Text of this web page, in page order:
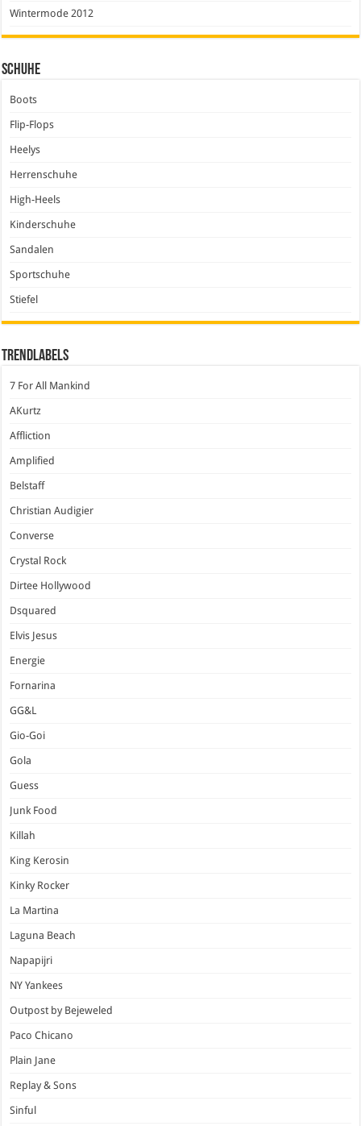
Wintermode 2012
Schuhe
Boots
Flip-Flops
Heelys
Herrenschuhe
High-Heels
Kinderschuhe
Sandalen
Sportschuhe
Stiefel
Trendlabels
7 For All Mankind
AKurtz
Affliction
Amplified
Belstaff
Christian Audigier
Converse
Crystal Rock
Dirtee Hollywood
Dsquared
Elvis Jesus
Energie
Fornarina
GG&L
Gio-Goi
Gola
Guess
Junk Food
Killah
King Kerosin
Kinky Rocker
La Martina
Laguna Beach
Napapijri
NY Yankees
Outpost by Bejeweled
Paco Chicano
Plain Jane
Replay & Sons
Sinful